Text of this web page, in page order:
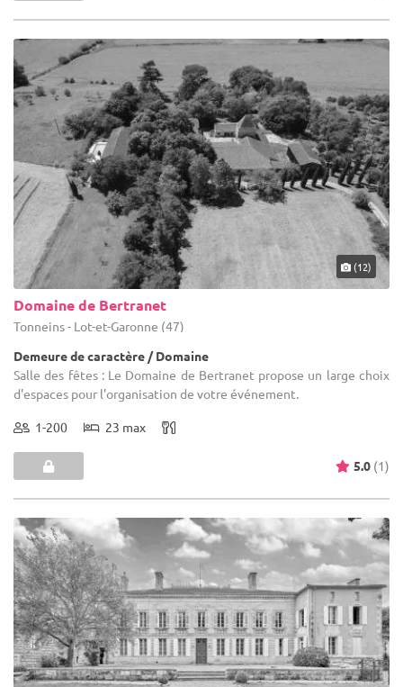
(12)
Domaine de Bertranet
Tonneins - Lot-et-Garonne (47)
Demeure de caractère / Domaine
Salle des fêtes : Le Domaine de Bertranet propose un large choix
d'espaces pour l'organisation de votre événement.
1-200 23 max
5.0 (1)